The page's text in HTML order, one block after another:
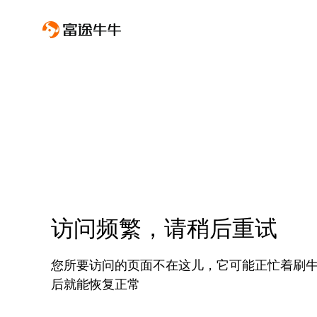
访问频繁，请稍后重试
您所要访问的页面不在这儿，它可能正忙着刷
后就能恢复正常